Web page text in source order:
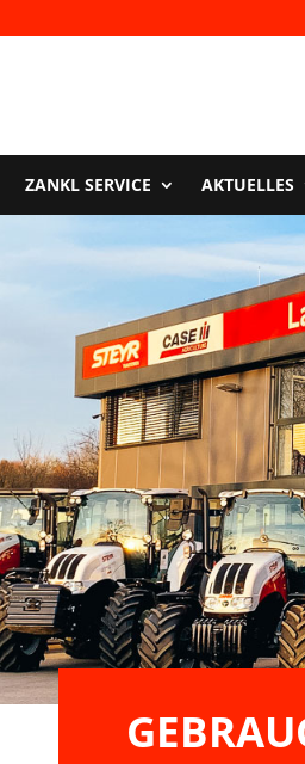
ZANKL SERVICE AKTUELLES